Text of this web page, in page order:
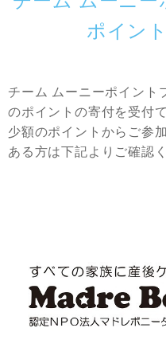
ポイン
チーム ムーニーポイント
のポイントの寄付を受付
少額のポイントからご参
ある方は下記よりご確認く